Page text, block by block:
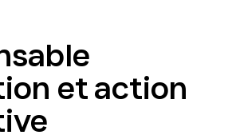
et action